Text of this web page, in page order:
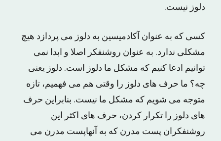
دلوز نیست.
کسی که به عنوان آکادمیسین به دلوز می‌ پردازد هیچ
مشکلی ندارد. به ‌عنوان روشنفکر اصلا و ابدا نمی
‌توانیم ادعا کنیم که مشکل ما دلوز است. دلوز یعنی
چه؟ ما حرف‌ های دلوز را وقتی هم می‌ فهمیم، تازه
متوجه می‌ شویم که مشکل ما نیست. بنابراین حرف‌
های دلوز را تکرار کردن، حرف ‌های اکثر این
روشنفکران پست ‌مدرن که به آ‌نهاپست مدرن می‌